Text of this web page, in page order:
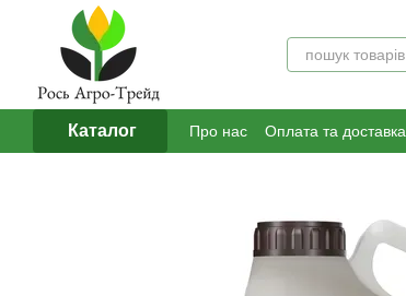
Перейти до основного контенту
Каталог Про нас Оплата та доставка